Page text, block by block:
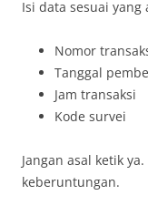
Isi data sesuai yang
Nomor
Tanggal
Jam transaksi
Kode survei
Jangan asal ketik
keberuntungan.